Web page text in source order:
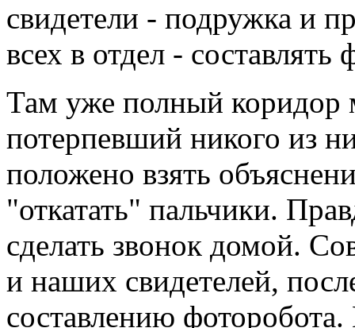
свидетели - подружка и
всех в отдел - составлять
Там уже полный коридор
потерпевший никого из
положено взять
"откатать" пальчики.
сделать звонок домой.
и наших свидетелей,
составлению